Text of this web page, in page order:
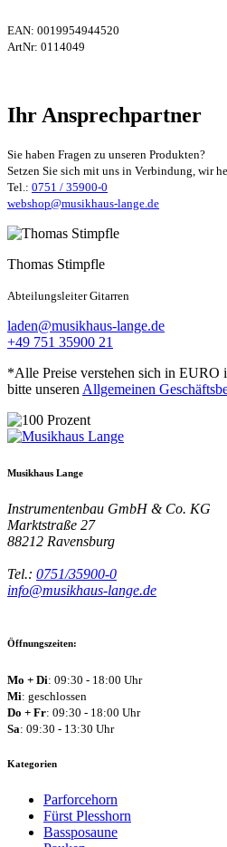
EAN: 0019954944520
ArtNr: 0114049
Ihr Ansprechpartner
Sie haben Fragen zu unseren Produkten?
Setzen Sie sich mit uns in Verbindung, wir
Tel.: 0751 / 35900-0
webshop@musikhaus-lange.de
Thomas Stimpfle
Abteilungsleiter Gitarren
laden@musikhaus-lange.de
+49 751 35900 21
*Alle Preise verstehen sich in EURO
bitte unseren Allgemeinen
Musikhaus Lange
Instrumentenbau GmbH & Co. KG
Marktstraße 27
88212 Ravensburg
Tel.: 0751/35900-0
info@musikhaus-lange.de
Öffnungszeiten:
Mo + Di: 09:30 - 18:00 Uhr
Mi: geschlossen
Do + Fr: 09:30 - 18:00 Uhr
Sa: 09:30 - 13:30 Uhr
Kategorien
Parforcehorn
Fürst Plesshorn
Bassposaune